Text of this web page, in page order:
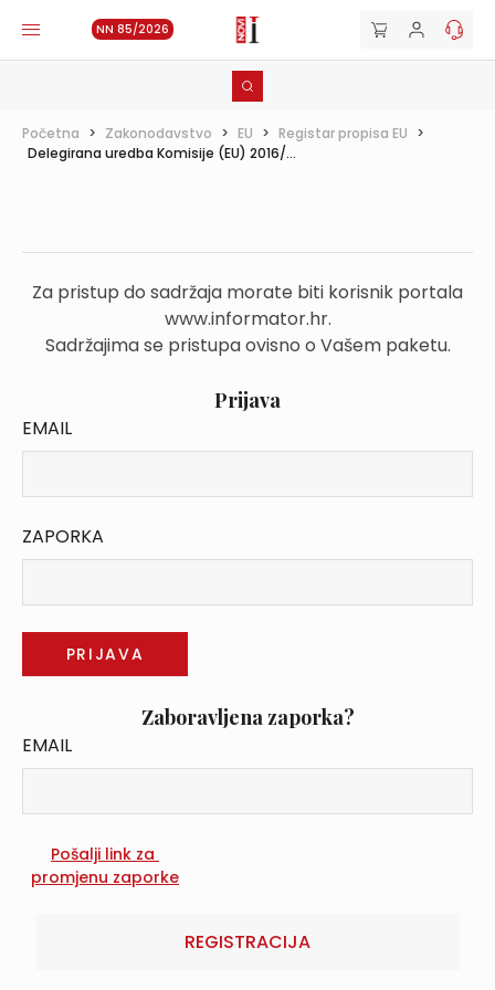
NN 85/2026
Početna > Zakonodavstvo > EU > Registar propisa EU >
Delegirana uredba Komisije (EU) 2016/...
Za pristup do sadržaja morate biti korisnik portala
www.informator.hr.
Sadržajima se pristupa ovisno o Vašem paketu.
Prijava
EMAIL
ZAPORKA
Zaboravljena zaporka?
EMAIL
REGISTRACIJA